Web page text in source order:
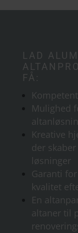
LAD
FÅ:
Mulighed
Kreative
der
løsninger
Garanti
kvalitet
En
altaner til